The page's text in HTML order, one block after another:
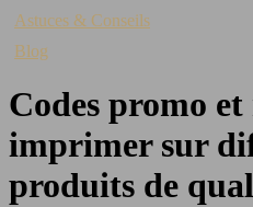
Astuces & Conseils
Blog
Codes promo
imprimer sur
produits de